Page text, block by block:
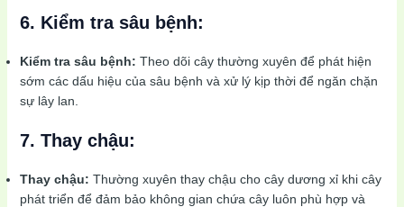
6. Kiểm tra sâu bệnh:
Kiểm tra sâu bệnh: Theo dõi cây thường xuyên để phát hiện
sớm các dấu hiệu của sâu bệnh và xử lý kịp thời để ngăn chặn
sự lây lan.
7. Thay chậu:
Thay chậu: Thường xuyên thay chậu cho cây dương xỉ khi cây
phát triển để đảm bảo không gian chứa cây luôn phù hợp và